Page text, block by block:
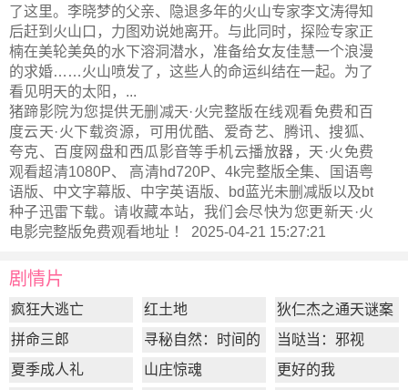
了这里。李晓梦的父亲、隐退多年的火山专家李文涛得知
后赶到火山口，力图劝说她离开。与此同时，探险专家正
楠在美轮美奂的水下溶洞潜水，准备给女友佳慧一个浪漫
的求婚……火山喷发了，这些人的命运纠结在一起。为了
看见明天的太阳，...
猪蹄影院为您提供无删减天·火完整版在线观看免费和百
度云天·火下载资源，可用优酷、爱奇艺、腾讯、搜狐、
夸克、百度网盘和西瓜影音等手机云播放器，天·火免费
观看超清1080P、 高清hd720P、4k完整版全集、国语粤
语版、中文字幕版、中字英语版、bd蓝光未删减版以及bt
种子迅雷下载。请收藏本站，我们会尽快为您更新天·火
电影完整版免费观看地址 ！ 2025-04-21 15:27:21
剧情片
疯狂大逃亡 红土地
狄仁杰之通天谜案
拼命三郎
寻秘自然：时间的
形状
当哒当：邪视
夏季成人礼
山庄惊魂 更好的我